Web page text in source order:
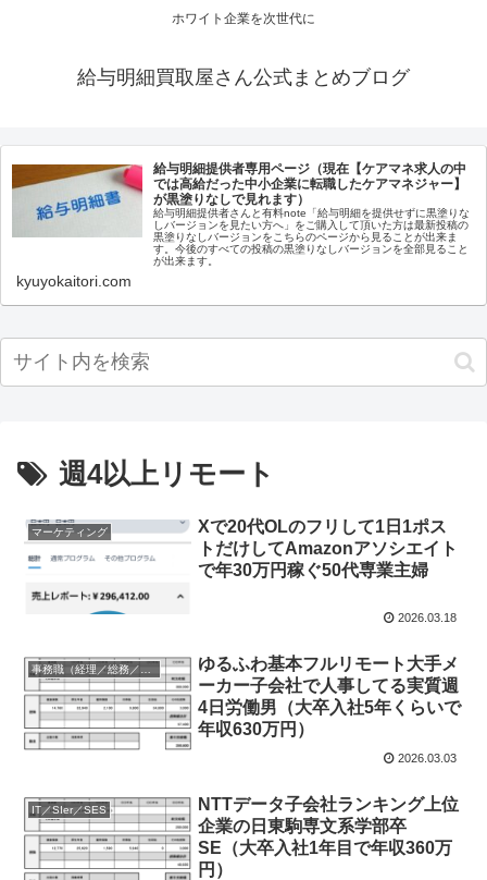
ホワイト企業を次世代に
給与明細買取屋さん公式まとめブログ
給与明細提供者専用ページ（現在【ケアマネ求人の中
では高給だった中小企業に転職したケアマネジャー】
が黒塗りなしで見れます）
給与明細提供者さんと有料note「給与明細を提供せずに黒塗りな
しバージョンを見たい方へ」をご購入して頂いた方は最新投稿の
黒塗りなしバージョンをこちらのページから見ることが出来ま
す。今後のすべての投稿の黒塗りなしバージョンを全部見ること
が出来ます。
kyuyokaitori.com
週4以上リモート
マーケティング
Xで20代OLのフリして1日1ポス
トだけしてAmazonアソシエイト
で年30万円稼ぐ50代専業主婦
2026.03.18
ゆるふわ基本フルリモート大手メ
ーカー子会社で人事してる実質週
4日労働男（大卒入社5年くらいで
年収630万円）
2026.03.03
IT／SIer／SES
NTTデータ子会社ランキング上位
企業の日東駒専文系学部卒
SE（大卒入社1年目で年収360万
円）